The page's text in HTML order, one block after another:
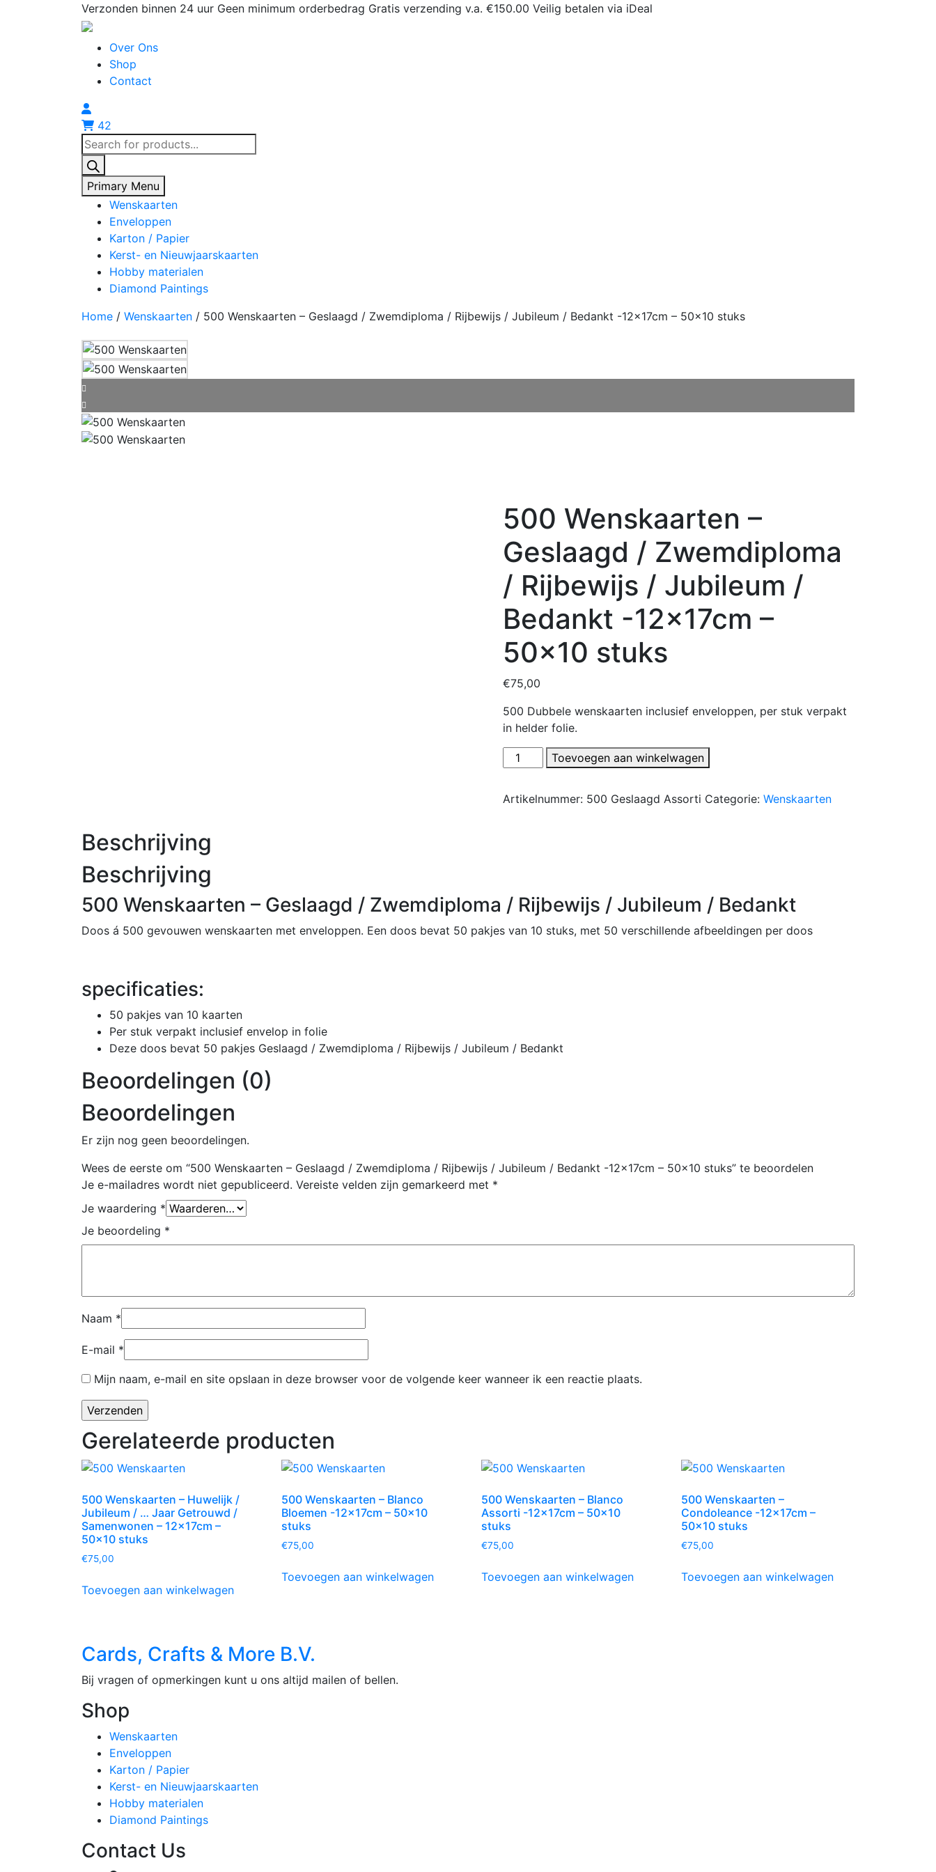
Verzonden binnen 24 uur Geen minimum orderbedrag Gratis verzending v.a. €150.00 Veilig betalen via iDeal
Over Ons
Shop
Contact
42
Producten
zoeken
Primary Menu
Wenskaarten
Enveloppen
Karton / Papier
Kerst- en Nieuwjaarskaarten
Hobby materialen
Diamond Paintings
Home / Wenskaarten / 500 Wenskaarten – Geslaagd / Zwemdiploma / Rijbewijs / Jubileum / Bedankt -12x17cm – 50×10 stuks
500 Wenskaarten –
Geslaagd / Zwemdiploma
/ Rijbewijs / Jubileum /
Bedankt -12x17cm –
50×10 stuks
€75,00
500 Dubbele wenskaarten inclusief enveloppen, per stuk verpakt
in helder folie.
500
Wenskaarten
Geslaagd
Jubileum
Bedankt
Toevoegen aan winkelwagen
Artikelnummer: 500 Geslaagd Assorti Categorie: Wenskaarten
Beschrijving
Beschrijving
500 Wenskaarten – Geslaagd / Zwemdiploma / Rijbewijs / Jubileum / Bedankt
Doos á 500 gevouwen wenskaarten met enveloppen. Een doos bevat 50 pakjes van 10 stuks, met 50 verschillende afbeeldingen per doos
specificaties:
50 pakjes van 10 kaarten
Per stuk verpakt inclusief envelop in folie
Deze doos bevat 50 pakjes Geslaagd / Zwemdiploma / Rijbewijs / Jubileum / Bedankt
Beoordelingen (0)
Beoordelingen
Er zijn nog geen beoordelingen.
Wees de eerste om “500 Wenskaarten – Geslaagd / Zwemdiploma / Rijbewijs / Jubileum / Bedankt -12x17cm – 50×10 stuks” te beoordelen
Je e-mailadres wordt niet gepubliceerd. Vereiste velden zijn gemarkeerd met *
Je waardering *
Je beoordeling *
Naam *
E-mail *
Mijn naam, e-mail en site opslaan in deze browser voor de volgende keer wanneer ik een reactie plaats.
Gerelateerde producten
500 Wenskaarten – Huwelijk /
Jubileum / … Jaar Getrouwd /
Samenwonen – 12x17cm –
50×10 stuks
€75,00
Toevoegen aan winkelwagen
500 Wenskaarten – Blanco
Bloemen -12x17cm – 50×10
stuks
€75,00
Toevoegen aan winkelwagen
500 Wenskaarten – Blanco
Assorti -12x17cm – 50×10
stuks
€75,00
Toevoegen aan winkelwagen
500 Wenskaarten –
Condoleance -12x17cm –
50×10 stuks
€75,00
Toevoegen aan winkelwagen
Cards, Crafts & More B.V.
Bij vragen of opmerkingen kunt u ons altijd mailen of bellen.
Shop
Wenskaarten
Enveloppen
Karton / Papier
Kerst- en Nieuwjaarskaarten
Hobby materialen
Diamond Paintings
Contact Us